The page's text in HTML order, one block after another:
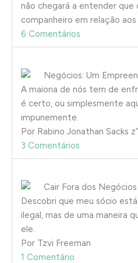
não chegará a entender
companheiro em relação
6 Comentários
Negócios: Um
A maioria de nós tem de
é certo, ou simplesmente
impunemente.
Por Rabino Jonathan Sacks
3 Comentários
Cair Fora dos
Descobri que meu sócio
ilegal, mas de uma maneira
ele.
Por Tzvi Freeman
1 Comentário